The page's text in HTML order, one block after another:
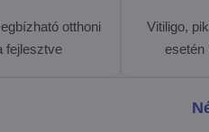
otthoni
fejlesztve
Vitiligo,
esetén